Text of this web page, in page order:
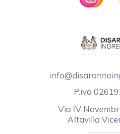
P.iva
Via IV
Altavilla